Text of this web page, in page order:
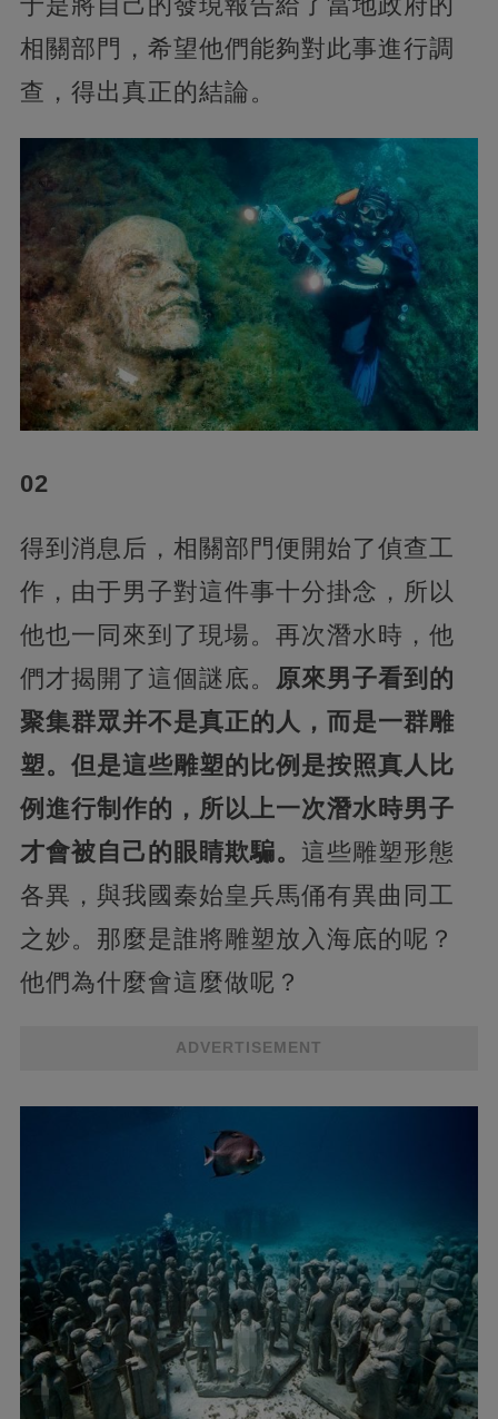
相關部門，希望他們能夠對此事進行調
查，得出真正的結論。
02
得到消息后，相關部門便開始了偵查工
作，由于男子對這件事十分掛念，所以
他也一同來到了現場。再次潛水時，他
們才揭開了這個謎底。 原來男子看到的
聚集群眾并不是真正的人，而是一群雕
塑。但是這些雕塑的比例是按照真人比
例進行制作的，所以上一次潛水時男子
才會被自己的眼睛欺騙。 這些雕塑形態
各異，與我國秦始皇兵馬俑有異曲同工
之妙。那麼是誰將雕塑放入海底的呢？
他們為什麼會這麼做呢？
ADVERTISEMENT